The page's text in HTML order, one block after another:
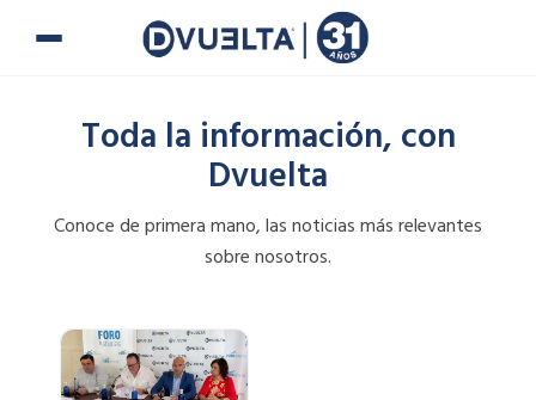
Toda la información, con
Dvuelta
Conoce de primera mano, las noticias más relevantes
sobre nosotros.